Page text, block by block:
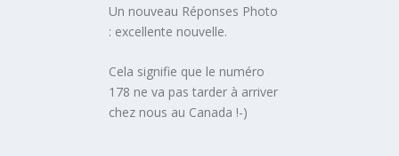
Un nouveau Réponses Photo
: excellente nouvelle.
Cela signifie que le numéro
178 ne va pas tarder à arriver
chez nous au Canada !-)